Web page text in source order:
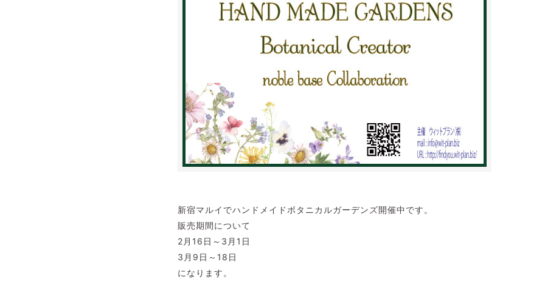
新宿マルイでハンドメイドボタニカルガーデンズ開催中です。
販売期間について
2月16日～3月1日
3月9日～18日
になります。